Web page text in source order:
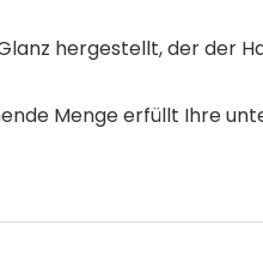
hergestellt, der der
Menge erfüllt Ihre